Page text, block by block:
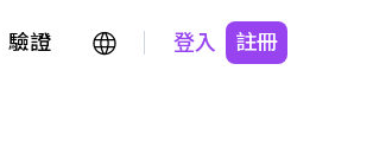
驗證 登入 註冊